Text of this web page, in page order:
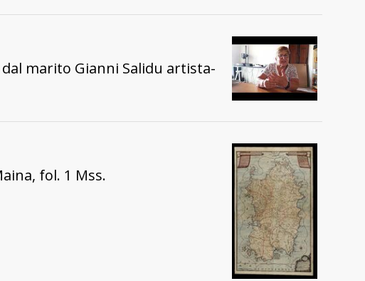
marito Gianni Salidu artista-
fol. 1 Mss.